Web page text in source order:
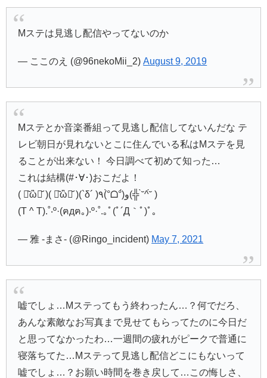
Mステは見逃し配信やってないのか
— ここのえ (@96nekoMii_2)August 9, 2019
Mステとか音楽番組って見逃し配信してないんだな テ
レビ朝日が見れないとこに住んでいる私はMステを見
ることが出来ない！ 今日調べて初めて知った…
これは結構(#･∀･)おこだよ！
( ･᷅ὢ･᷄ )( ･᷅ὢ･᷄ )(`δ´ )٩(°̀ᗝ°́)و(╬ ˘̀^˘́ )
(T ^ T).˚‧º·(ฅдฅ｡)‧º·˚.｡ﾟ(ﾟ´Д｀ﾟ)ﾟ｡
— 雅 -まさ- (@Ringo_incident) May 7, 2021
嘘でしょ…Mステってもう終わったん…？何でだろ、
あんな素敵なお写真まで見せてもらってたのに今日だ
と思ってなかったわ…一週間の疲れがピークで普通に
寝落ちてた…Mステって見逃し配信どこにもないって
嘘でしょ…？お願い時間を巻き戻して…この悔しさ、